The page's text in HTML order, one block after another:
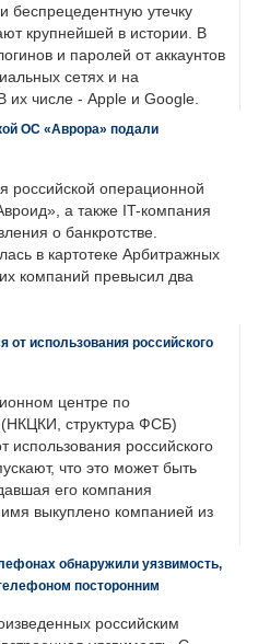
беспрецедентную утечку
крупнейшей в истории. В
и паролей от аккаунтов
сетях и на
их числе - Apple и Google.
ОС «Аврора» подали
российской операционной
а также IT-компания
о банкротстве.
в картотеке Арбитражных
компаний превысил два
использования российского
центре по
структура ФСБ)
использования российского
что это может быть
его компания
выкуплено компанией из
обнаружили уязвимость,
посторонним
российским